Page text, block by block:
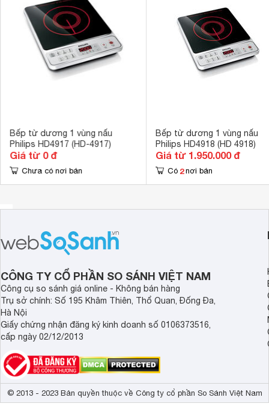
các vệt dầu bám dính trong quá trình nấu ăn.
Chế độ hẹn giờ Có
Tiện ích Công suất
Kích thước 345 x 275 mm
Bếp từ dương 1 vùng nấu
Philips HD4917 (HD-4917)
Giá từ 0 đ
Chưa có nơi bán
Bếp từ dương 1 vùng nấu
Philips HD4918 (HD 4918)
Giá từ 1.950.000 đ
Có 2 nơi bán
CÔNG TY CỔ PHẦN SO SÁNH VIỆT NAM
Công cụ so sánh giá online - Không bán hàng
Trụ sở chính: Số 195 Khâm Thiên, Thổ Quan, Đống Đa,
Hà Nội
Giấy chứng nhận đăng ký kinh doanh số 0106373516,
cấp ngày 02/12/2013
© 2013 - 2023 Bản quyền thuộc về Công ty cổ phần So Sánh Việt Nam